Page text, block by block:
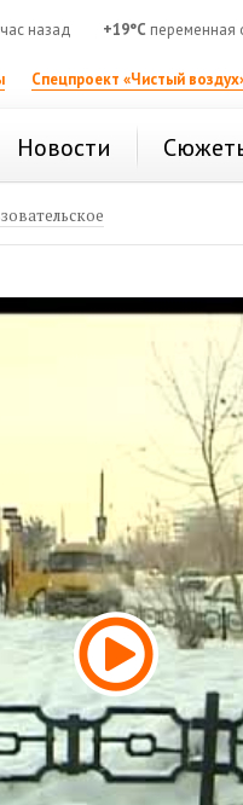
назад +19°C переменная
Спецпроект «Чистый
Новости